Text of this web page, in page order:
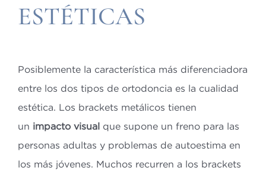
ESTÉTICAS
Posiblemente la característica más diferenciadora
entre los dos tipos de ortodoncia es la cualidad
estética. Los brackets metálicos tienen
un impacto visualque supone un freno para las
personas adultas y problemas de autoestima en
los más jóvenes. Muchos recurren a los brackets